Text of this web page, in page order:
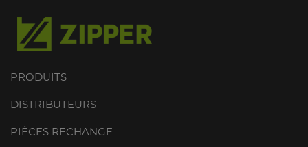
PRODUITS
DISTRIBUTEURS
PIÈCES RECHANGE